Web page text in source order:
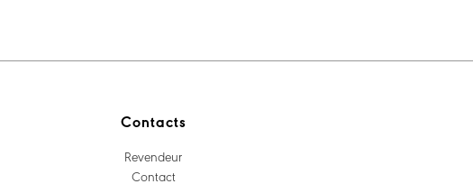
Contacts
Revendeur
Contact